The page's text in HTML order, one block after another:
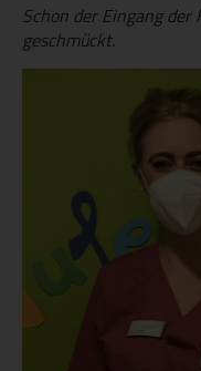
Schon der Eingang
geschmückt.